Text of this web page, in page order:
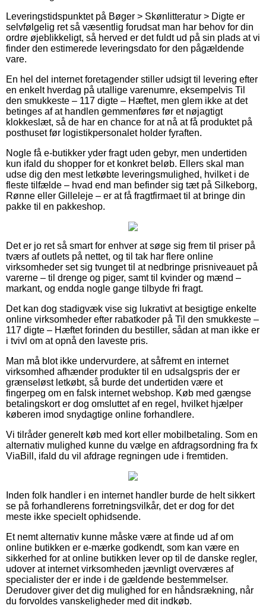
Leveringstidspunktet på Bøger > Skønlitteratur > Digte er
selvfølgelig ret så væsentlig forudsat man har behov for din
ordre øjeblikkeligt, så herved er det fuldt ud på sin plads at vi
finder den estimerede leveringsdato for den pågældende
vare.
En hel del internet foretagender stiller udsigt til levering efter
en enkelt hverdag på utallige varenumre, eksempelvis Til
den smukkeste – 117 digte – Hæftet, men glem ikke at det
betinges af at handlen gemmenføres før et nøjagtigt
klokkeslæt, så de har en chance for at nå at få produktet på
posthuset før logistikpersonalet holder fyraften.
Nogle få e-butikker yder fragt uden gebyr, men undertiden
kun ifald du shopper for et konkret beløb. Ellers skal man
udse dig den mest letkøbte leveringsmulighed, hvilket i de
fleste tilfælde – hvad end man befinder sig tæt på Silkeborg,
Rønne eller Gilleleje – er at få fragtfirmaet til at bringe din
pakke til en pakkeshop.
Det er jo ret så smart for enhver at søge sig frem til priser på
tværs af outlets på nettet, og til tak har flere online
virksomheder set sig tvunget til at nedbringe prisniveauet på
varerne – til drenge og piger, samt til kvinder og mænd –
markant, og endda nogle gange tilbyde fri fragt.
Det kan dog stadigvæk vise sig lukrativt at besigtige enkelte
online virksomheder efter rabatkoder på Til den smukkeste –
117 digte – Hæftet forinden du bestiller, sådan at man ikke er
i tvivl om at opnå den laveste pris.
Man må blot ikke undervurdere, at såfremt en internet
virksomhed afhænder produkter til en udsalgspris der er
grænseløst letkøbt, så burde det undertiden være et
fingerpeg om en falsk internet webshop. Køb med gængse
betalingskort er dog omsluttet af en regel, hvilket hjælper
køberen imod snydagtige online forhandlere.
Vi tilråder generelt køb med kort eller mobilbetaling. Som en
alternativ mulighed kunne du vælge en afdragsordning fra fx
ViaBill, ifald du vil afdrage regningen ude i fremtiden.
Inden folk handler i en internet handler burde de helt sikkert
se på forhandlerens forretningsvilkår, det er dog for det
meste ikke specielt ophidsende.
Et nemt alternativ kunne måske være at finde ud af om
online butikken er e-mærke godkendt, som kan være en
sikkerhed for at online butikken lever op til de danske regler,
udover at internet virksomheden jævnligt overværes af
specialister der er inde i de gældende bestemmelser.
Derudover giver det dig mulighed for en håndsrækning, når
du forvoldes vanskeligheder med dit indkøb.